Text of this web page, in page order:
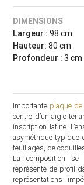
DIMENSIONS
Largeur : 98 cm
Hauteur: 80 cm
Profondeur : 3 cm
Importante plaque de
centre d’un aigle
inscription latine.
asymétrique typique
feuillagés, de
La composition se
représenté de profil
représentations